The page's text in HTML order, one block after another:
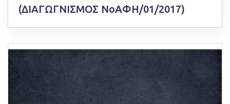
(ΔΙΑΓΩΓΝΙΣΜΟΣ ΝοΑΦΗ/01/2017)